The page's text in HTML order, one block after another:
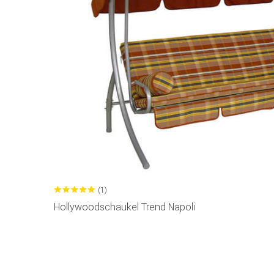
(1)
Hollywoodschaukel Trend Napoli